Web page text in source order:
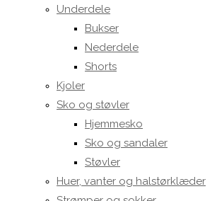
Underdele
Bukser
Nederdele
Shorts
Kjoler
Sko og støvler
Hjemmesko
Sko og sandaler
Støvler
Huer, vanter og halstørklæder